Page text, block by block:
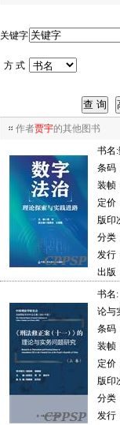
关键字
方 式
作者贾宇的其他图书
书名:
条码
装帧
定价
版印
分类
发行
出版
书名:
论与
条码
装帧
定价
版印
分类
发行